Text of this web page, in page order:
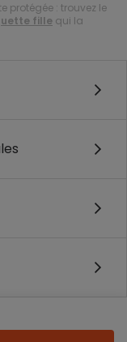
protégée : trouvez le
fille qui la